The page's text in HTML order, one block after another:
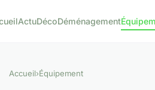
ActuDécoDéménagement
Accueil›Équipement